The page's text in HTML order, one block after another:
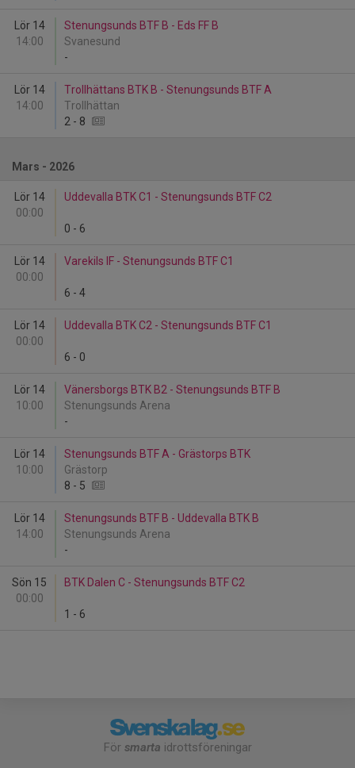
Lör 14
14:00
Stenungsunds BTF B - Eds FF B
Svanesund
-
Lör 14
14:00
Trollhättans BTK B - Stenungsunds BTF A
Trollhättan
2 - 8
Mars - 2026
Lör 14
00:00
Uddevalla BTK C1 - Stenungsunds BTF C2
0 - 6
Lör 14
00:00
Varekils IF - Stenungsunds BTF C1
6 - 4
Lör 14
00:00
Uddevalla BTK C2 - Stenungsunds BTF C1
6 - 0
Lör 14
10:00
Vänersborgs BTK B2 - Stenungsunds BTF B
Stenungsunds Arena
-
Lör 14
10:00
Stenungsunds BTF A - Grästorps BTK
Grästorp
8 - 5
Lör 14
14:00
Stenungsunds BTF B - Uddevalla BTK B
Stenungsunds Arena
-
Sön 15
00:00
BTK Dalen C - Stenungsunds BTF C2
1 - 6
För smarta idrottsföreningar